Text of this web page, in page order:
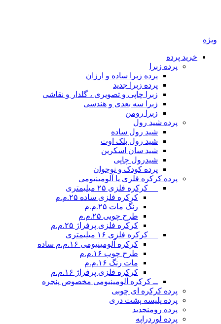
ویژه
خرید پرده
پرده زبرا
پرده زبرا ساده و ارزان
پرده زبرا جدید
زبرا چاپی و تصویری ، گلدار و نقاشی
زبرا سه بعدی و هندسی
زبرا رومن
پرده شید رول
شید رول ساده
شید رول بلک اوت
شید سان اسکرین
شیدرول چاپی
پرده کودک و نوجوان
پرده کرکره فلزی یا آلومینیومی
__ کرکره فلزی ۲۵ میلیمتری
کرکره فلزی ساده ۲۵.م.م
رنگ مات ۲۵.م.م
طرح چوبی ۲۵.م.م
کرکره فلزی پرفراژ ۲۵.م.م
__ کرکره فلزی ۱۶ میلیمتری
کرکره آلومینیومی ۱۶.م.م ساده
طرح چوب ۱۶.م.م
مات رنگ ۱۶.م.م
کرکره فلزی پرفراژ ۱۶.م.م
ــ کرکره آلومینیومی مخصوص پنجره
پرده کرکره ای چوبی
پرده پلیسه پشت دری
پرده رومنجدید
پرده لوردراپه